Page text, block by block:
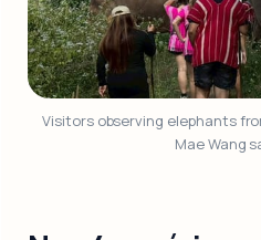
Visitors observing elephants
Mae Wang